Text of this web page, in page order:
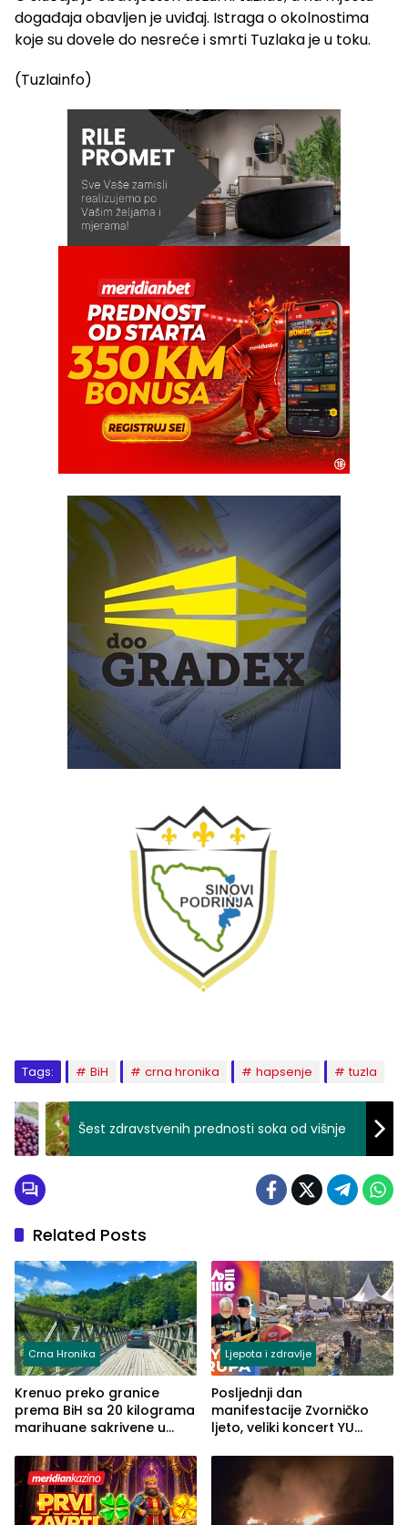
događaja obavljen je uviđaj. Istraga o okolnostima
koje su dovele do nesreće i smrti Tuzlaka je u toku.
(Tuzlainfo)
Tags: BiH crna hronika hapsenje tuzla
Šest zdravstvenih prednosti soka od višnje
Related Posts
Crna Hronika
Krenuo preko granice
prema BiH sa 20 kilograma
marihuane sakrivene u
Ljepota i zdravlje
Posljednji dan
manifestacije Zvorničko
ljeto, veliki koncert YU
ove godine